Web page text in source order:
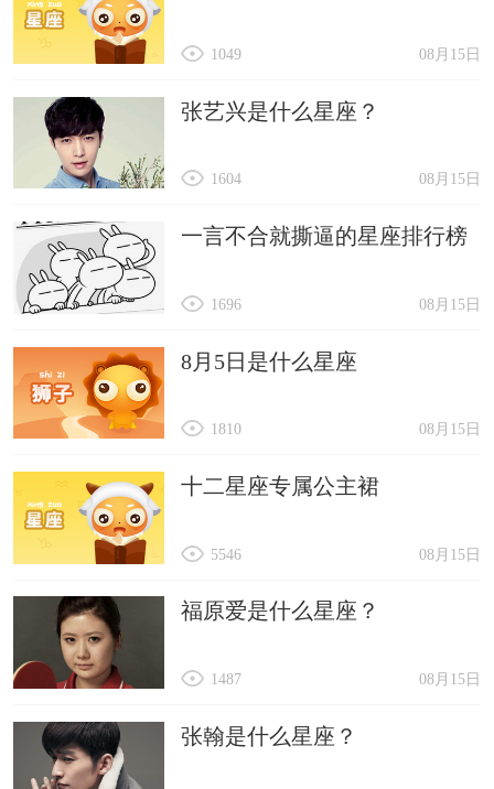
08月15日
1049
张艺兴是什么星座？
08月15日
1604
一言不合就撕逼的星座排行榜
08月15日
1696
8月5日是什么星座
08月15日
1810
十二星座专属公主裙
08月15日
5546
福原爱是什么星座？
08月15日
1487
张翰是什么星座？